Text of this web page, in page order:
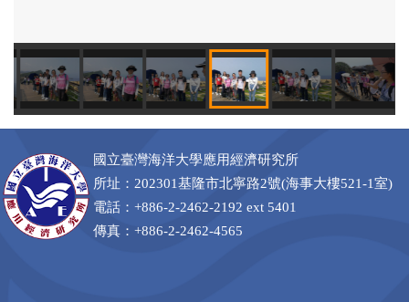
國立臺灣海洋大學應用經濟研究所
所址：202301基隆市北寧路2號(海事大樓521-1室)
電話：+886-2-2462-2192 ext 5401
傳真：+886-2-2462-4565